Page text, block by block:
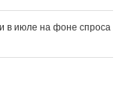
в июле на фоне спроса